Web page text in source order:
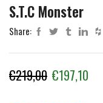
S.T.C Monster
Share:
€219,00 Il
€197,10